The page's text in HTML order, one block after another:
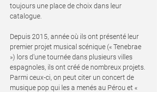
toujours une place de choix dans leur
catalogue.
Depuis 2015, année où ils ont présenté leur
premier projet musical scénique (« Tenebrae
») lors d'une tournée dans plusieurs villes
espagnoles, ils ont créé de nombreux projets.
Parmi ceux-ci, on peut citer un concert de
musique pop qui les a menés au Pérou et «